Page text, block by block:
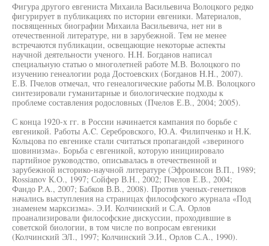
Фигура другого евгениста Михаила Васильевича Волоцкого редко
фигурирует в публикациях по истории евгеники. Материалов,
посвященных биографии Михаила Васильевича, нет ни в
отечественной литературе, ни в зарубежной. Тем не менее
встречаются публикации, освещающие некоторые аспекты
научной деятельности ученого. H.H. Богданов написал
специальную статью о многолетней работе М.В. Волоцкого по
изучению генеалогии рода Достоевских (Богданов H.H., 2007).
Е.В. Пчелов отмечал, что генеалогические работы М.В. Волоцкого
синтезировали гуманитарные и биологические подходы к
проблеме составления родословных (Пчелов Е.В., 2004; 2005).
С конца 1920-х гг. в России начинается кампания по борьбе с
евгеникой. Работы A.C. Серебровского, Ю.А. Филипченко и Н.К.
Кольцова по евгенике стали считаться пропагандой «звериного
шовинизма». Борьба с евгеникой, которую инициировало
партийное руководство, описывалась в отечественной и
зарубежной историко-научной литературе (Эфроимсон В.П., 1989;
Rossianov К.О., 1997; Сойфер В.Н., 2002; Пчелов Е.В., 2004;
Фандо P.A., 2007; Бабков В.В., 2008). Против ученых-генетиков
начались выступления на страницах философского журнала «Под
знаменем марксизма». Э.И. Колчинский и С.А. Орлов
проанализировали философские дискуссии, проходившие в
советской биологии, в том числе по вопросам евгеники
(Колчинский ЭЛ., 1997; Колчинский Э.И., Орлов С.А., 1990).